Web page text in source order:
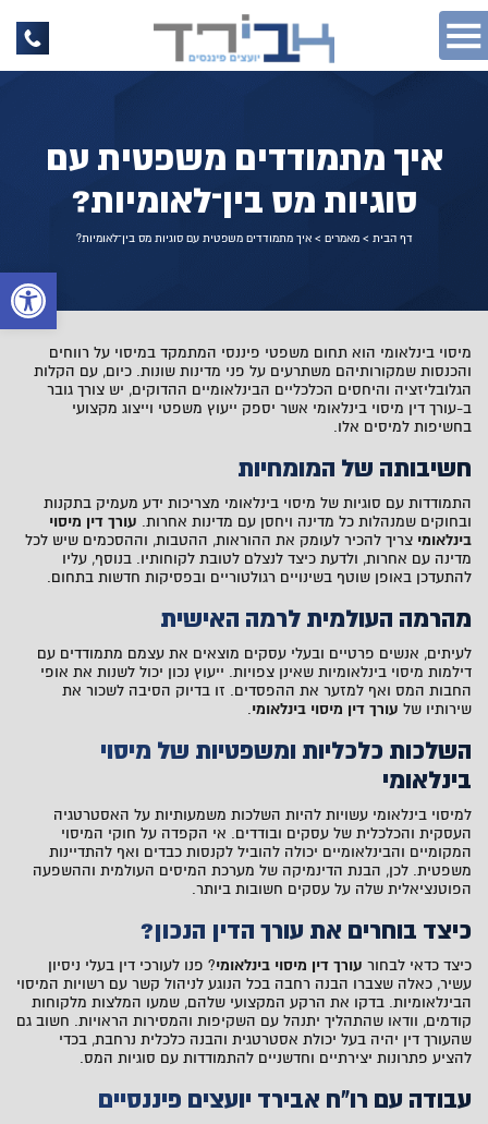
איך מתמודדים משפטית עם
סוגיות מס בין־לאומיות?
דף הבית >מאמרים >איך מתמודדים משפטית עם סוגיות מס בין־לאומיות?
מיסוי בינלאומי הוא תחום משפטי פיננסי המתמקד במיסוי על רווחים
והכנסות שמקורותיהם משתרעים על פני מדינות שונות. כיום, עם הקלות
הגלובליזציה והיחסים הכלכליים הבינלאומיים ההדוקים, יש צורך גובר
ב-עורך דין מיסוי בינלאומי אשר יספק ייעוץ משפטי וייצוג מקצועי
בחשיפות למיסים אלו.
חשיבותה של המומחיות
התמודדות עם סוגיות של מיסוי בינלאומי מצריכות ידע מעמיק בתקנות
ובחוקים שמנהלות כל מדינה ויחסן עם מדינות אחרות. עורך דין מיסוי
בינלאומי צריך להכיר לעומק את ההוראות, ההטבות, וההסכמים שיש לכל
מדינה עם אחרות, ולדעת כיצד לנצלם לטובת לקוחותיו. בנוסף, עליו
להתעדכן באופן שוטף בשינויים רגולטוריים ובפסיקות חדשות בתחום.
מהרמה העולמית לרמה האישית
לעיתים, אנשים פרטיים ובעלי עסקים מוצאים את עצמם מתמודדים עם
דילמות מיסוי בינלאומיות שאינן צפויות. ייעוץ נכון יכול לשנות את אופי
החבות המס ואף למזער את ההפסדים. זו בדיוק הסיבה לשכור את
שירותיו של עורך דין מיסוי בינלאומי.
השלכות כלכליות ומשפטיות של מיסוי
בינלאומי
למיסוי בינלאומי עשויות להיות השלכות משמעותיות על האסטרטגיה
העסקית והכלכלית של עסקים ובודדים. אי הקפדה על חוקי המיסוי
המקומיים והבינלאומיים יכולה להוביל לקנסות כבדים ואף להתדיינות
משפטית. לכן, הבנת הדינמיקה של מערכת המיסים העולמית וההשפעה
הפוטנציאלית שלה על עסקים חשובות ביותר.
כיצד בוחרים את עורך הדין הנכון?
כיצד כדאי לבחור עורך דין מיסוי בינלאומי? פנו לעורכי דין בעלי ניסיון
עשיר, כאלה שצברו הבנה רחבה בכל הנוגע לניהול קשר עם רשויות המיסוי
הבינלאומיות. בדקו את הרקע המקצועי שלהם, שמעו המלצות מלקוחות
קודמים, וודאו שהתהליך יתנהל עם השקיפות והמסירות הראויות. חשוב גם
שהעורך דין יהיה בעל יכולת אסטרטגית והבנה כלכלית נרחבת, בכדי
להציע פתרונות יצירתיים וחדשניים להתמודדות עם סוגיות המס.
עבודה עם רו"ח אבירד יועצים פיננסיים